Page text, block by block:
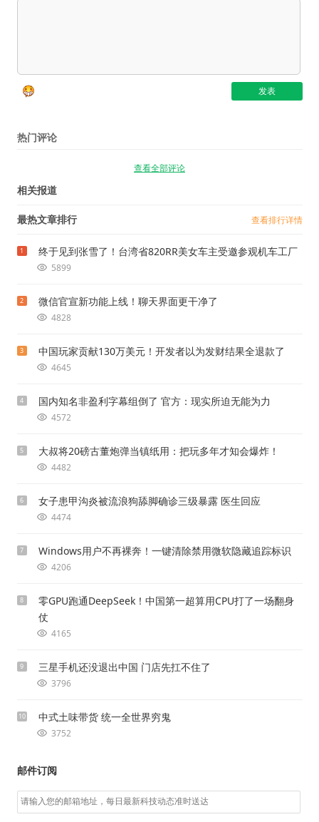
热门评论
查看全部评论
相关报道
最热文章排行 查看排行详情
1 终于见到张雪了！台湾省820RR美女车主受邀参观机车工厂
5899
2 微信官宣新功能上线！聊天界面更干净了
4828
3 中国玩家贡献130万美元！开发者以为发财结果全退款了
4645
4 国内知名非盈利字幕组倒了 官方：现实所迫无能为力
4572
5 大叔将20磅古董炮弹当镇纸用：把玩多年才知会爆炸！
4482
6 女子患甲沟炎被流浪狗舔脚确诊三级暴露 医生回应
4474
7 Windows用户不再裸奔！一键清除禁用微软隐藏追踪标识
4206
8
零GPU跑通DeepSeek！中国第一超算用CPU打了一场翻身
仗
4165
9 三星手机还没退出中国 门店先扛不住了
3796
10 中式土味带货 统一全世界穷鬼
3752
邮件订阅